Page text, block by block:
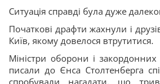
Ситуація справді була дуже
Початкові драфти жахнули і
Київ, якому довелося втрутитися.
Міністри оборони і закордонних
писали до Єнса Столтенберга
спробували нагадати, що